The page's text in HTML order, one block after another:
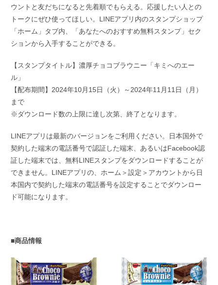
ウントと友だちになると先着順でもらえる。応援したい人との
トークにぜひ使ってほしい。LINEアプリ内のスタンプショップ
「ホーム」タブ内、「あなたへのおすすめ無料スタンプ」セク
ションから入手することができる。
【スタンプタイトル】濃厚チョコブラウニー「キミへのエー
ル」
【配布期間】2024年10月15日（火）～2024年11月11日（月）
まで
※ダウンロード数の上限に達し次第、終了となります。
LINEアプリは最新のバージョンをご利用ください。日本国外で
契約した端末の電話番号で認証した端末、あるいはFacebook認
証した端末では、無料LINEスタンプをダウンロードすることが
できません。LINEアプリの、ホーム＞設定＞アカウントから日
本国内で契約した端末の電話番号を設定することでダウンロー
ド可能になります。
■商品情報